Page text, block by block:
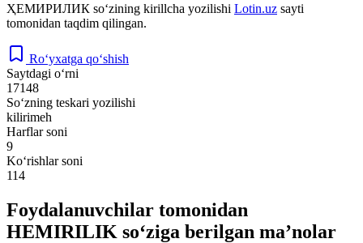
ҲЕМИРИЛИК so‘zining kirillcha yozilishi Lotin.uz sayti
tomonidan taqdim qilingan.
Ro‘yxatga qo‘shish
Saytdagi o‘rni
17148
So‘zning teskari yozilishi
kilirimeh
Harflar soni
9
Ko‘rishlar soni
114
Foydalanuvchilar tomonidan
HEMIRILIK so‘ziga berilgan ma’nolar